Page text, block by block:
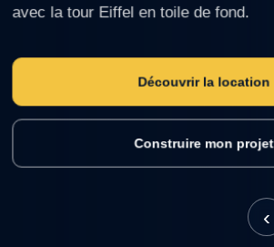
avec la tour Eiffel en toile de fond.
Découvrir la location
Construire mon projet
‹